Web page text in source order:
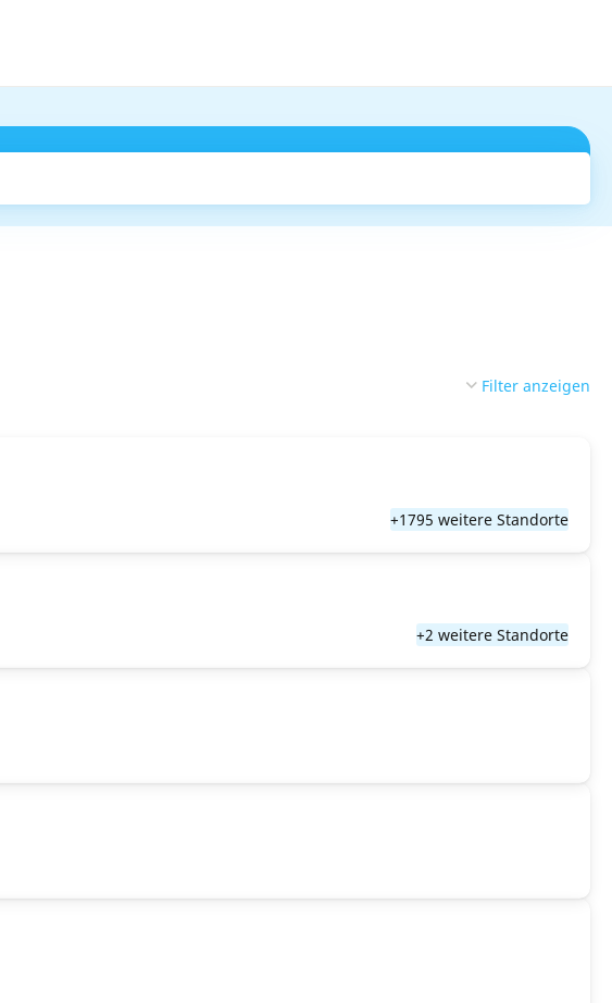
Filter anzeigen
+1795 weitere Standorte
+2 weitere Standorte